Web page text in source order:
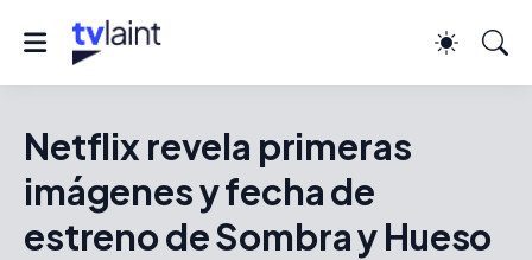
Netflix revela primeras
imágenes y fecha de
estreno de Sombra y Hueso